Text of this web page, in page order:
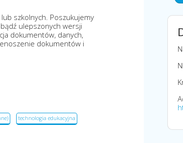
szkolnych. Poszukujemy
ulepszonych wersji
dokumentów, danych,
dokumentów i
technologia edukacyjna